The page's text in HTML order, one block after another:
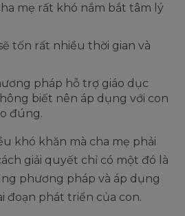
mẹ rất khó nắm bắt tâm lý
tốn rất nhiều thời gian và
pháp hỗ trợ giáo dục
biết nên áp dụng với con
đúng.
khó khăn mà cha mẹ phải
giải quyết chỉ có một đó là
phương pháp và áp dụng
đoạn phát triển của con.